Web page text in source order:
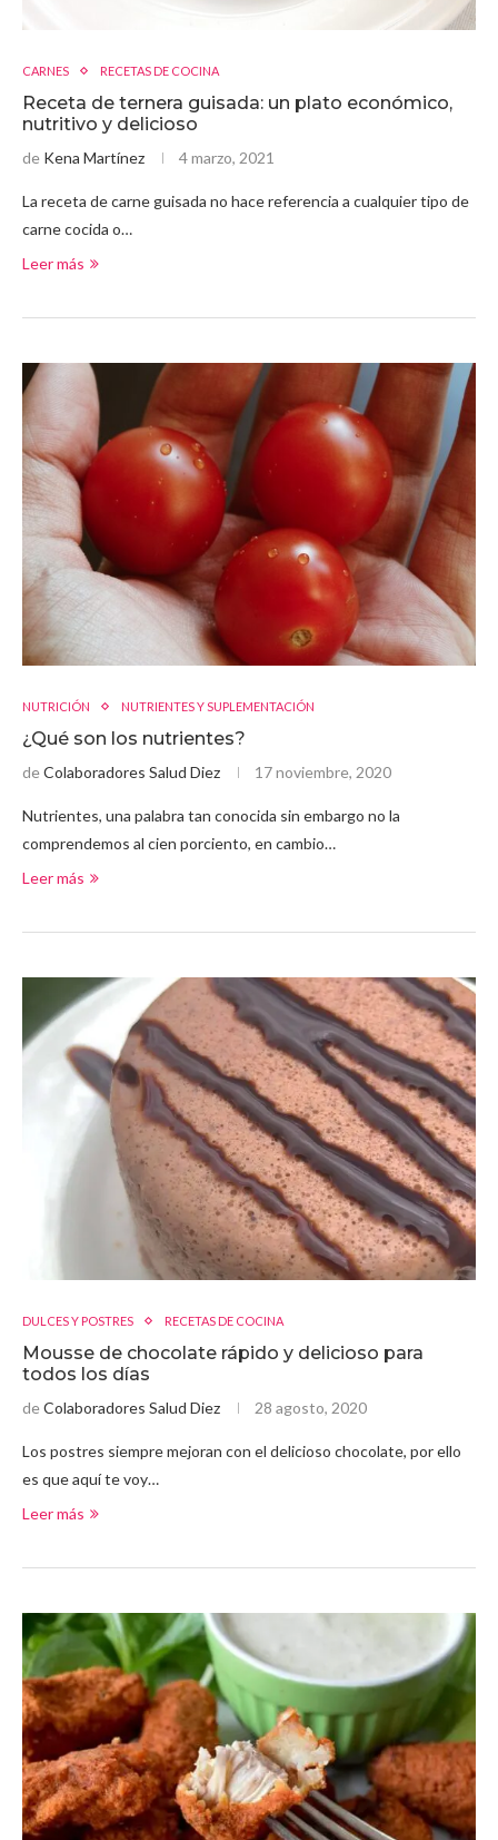
CARNES RECETAS DE COCINA
Receta de ternera guisada: un plato económico,
nutritivo y delicioso
de Kena Martínez 4 marzo, 2021
La receta de carne guisada no hace referencia a cualquier tipo de
carne cocida o…
Leer más
NUTRICIÓN NUTRIENTES Y SUPLEMENTACIÓN
¿Qué son los nutrientes?
deColaboradores Salud Diez 17 noviembre, 2020
Nutrientes, una palabra tan conocida sin embargo no la
comprendemos al cien porciento, en cambio…
Leer más
DULCES Y POSTRES RECETAS DE COCINA
Mousse de chocolate rápido y delicioso para
todos los días
deColaboradores Salud Diez 28 agosto, 2020
Los postres siempre mejoran con el delicioso chocolate, por ello
es que aquí te voy…
Leer más